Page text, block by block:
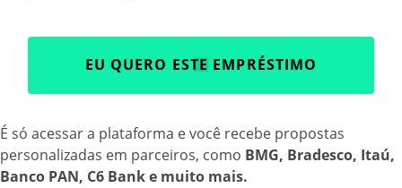
EU QUERO ESTE EMPRÉSTIMO
É só acessar a plataforma e você recebe propostas
personalizadas em parceiros, como BMG, Bradesco, Itaú,
Banco PAN, C6 Bank e muito mais.